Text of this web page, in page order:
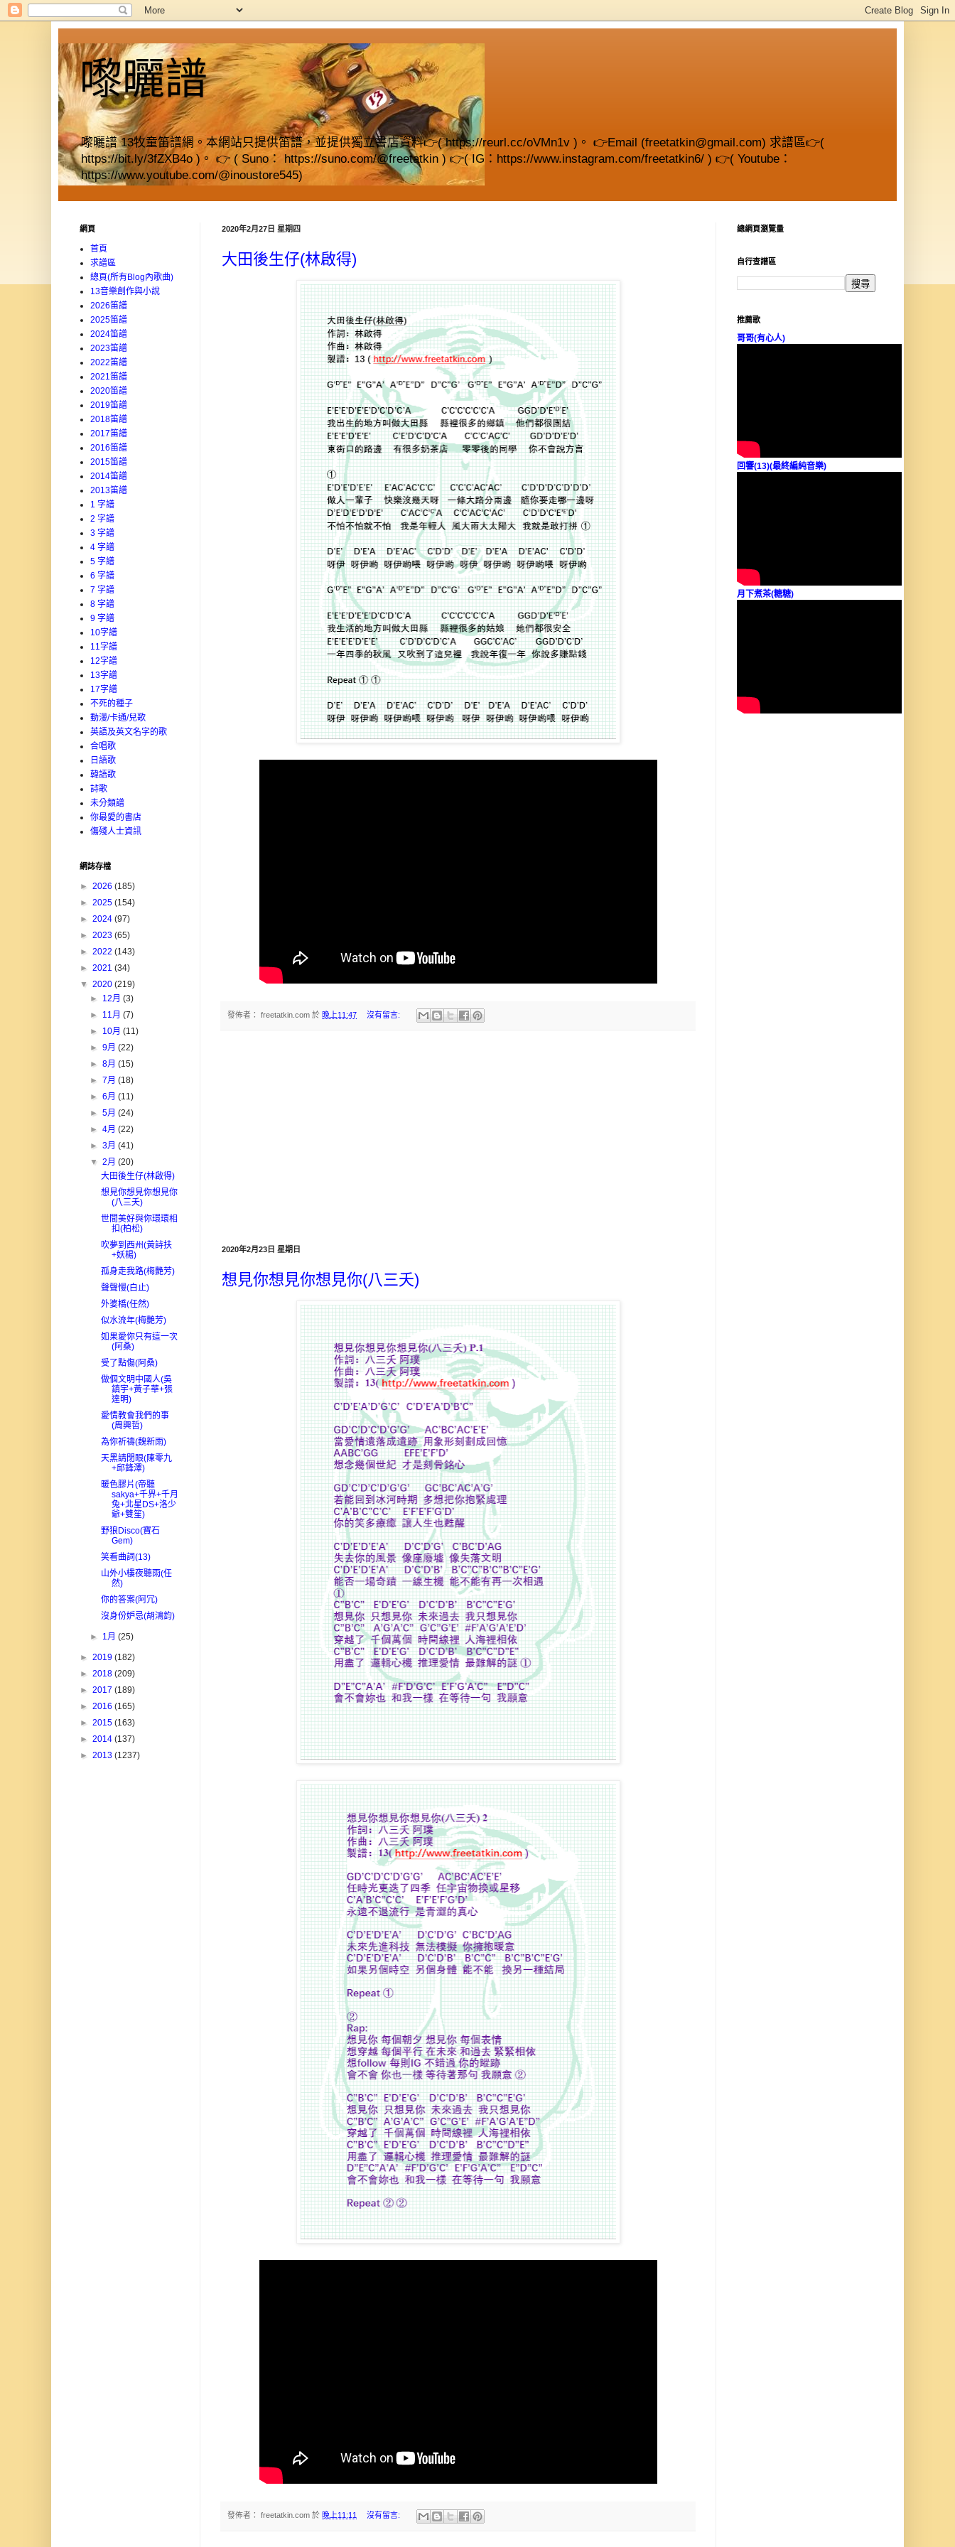
嚟曬譜
嚟曬譜 13牧童笛譜網。本網站只提供笛譜，並提供獨立書店資料👉( https://reurl.cc/oVMn1v )。 👉Email (freetatkin@gmail.com) 求譜區👉(
https://bit.ly/3fZXB4o )。 👉 ( Suno： https://suno.com/@freetatkin ) 👉( IG：https://www.instagram.com/freetatkin6/ ) 👉( Youtube：
https://www.youtube.com/@inoustore545)
2020年2月27日 星期四
大田後生仔(林啟得)
發佈者： freetatkin.com 於 晚上11:47 沒有留言:
2020年2月23日 星期日
想見你想見你想見你(八三夭)
發佈者： freetatkin.com 於 晚上11:11 沒有留言:
網頁
首頁
求譜區
總頁(所有Blog內歌曲)
13音樂創作與小說
2026笛譜
2025笛譜
2024笛譜
2023笛譜
2022笛譜
2021笛譜
2020笛譜
2019笛譜
2018笛譜
2017笛譜
2016笛譜
2015笛譜
2014笛譜
2013笛譜
1 字譜
2 字譜
3 字譜
4 字譜
5 字譜
6 字譜
7 字譜
8 字譜
9 字譜
10字譜
11字譜
12字譜
13字譜
17字譜
不死的種子
動漫/卡通/兒歌
英語及英文名字的歌
合唱歌
日語歌
韓語歌
詩歌
未分類譜
你最愛的書店
傷殘人士資訊
網誌存檔
► 2026 (185)
► 2025 (154)
► 2024 (97)
► 2023 (65)
► 2022 (143)
► 2021 (34)
▼ 2020 (219)
► 12月(3)
► 11月(7)
► 10月(11)
►9月(22)
►8月(15)
►7月(18)
►6月(11)
►5月(24)
►4月(22)
►3月(41)
▼2月(20)
大田後生仔(林啟得)
想見你想見你想見你
(八三夭)
世間美好與你環環相
扣(柏松)
吹夢到西州(黃詩扶
+妖楊)
孤身走我路(梅艷芳)
聲聲慢(白止)
外婆橋(任然)
似水流年(梅艷芳)
如果愛你只有這一次
(阿桑)
受了點傷(阿桑)
做個文明中國人(吳
鎮宇+黃子華+張
達明)
愛情教會我們的事
(周興哲)
為你祈禱(魏新雨)
天黑請閉眼(陳零九
+邱鋒澤)
暖色膠片(帝聽
sakya+千界+千月
兔+北星DS+洛少
爺+雙笙)
野狼Disco(寶石
Gem)
笑看曲詞(13)
山外小樓夜聽雨(任
然)
你的答案(阿冗)
沒身份妒忌(胡鴻鈞)
► 1月(25)
► 2019 (182)
► 2018 (209)
► 2017 (189)
► 2016 (165)
► 2015 (163)
► 2014 (137)
► 2013 (1237)
總網頁瀏覽量
自行查譜區
推薦歌
哥哥(有心人)
回響(13)(最終編純音樂)
月下煮茶(糖糖)